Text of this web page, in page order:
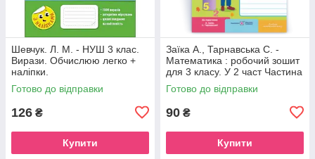
Шевчук. Л. М. - НУШ 3 клас.
Вирази. Обчислюю легко +
наліпки.
Готово до відправки
126 ₴
Купити
Заїка А., Тарнавська С. -
Математика : робочий зошит
для 3 класу. У 2 част Частина
1 ( до підруч. А. Заїки, С.
Тарнавської )
Готово до відправки
90 ₴
Купити